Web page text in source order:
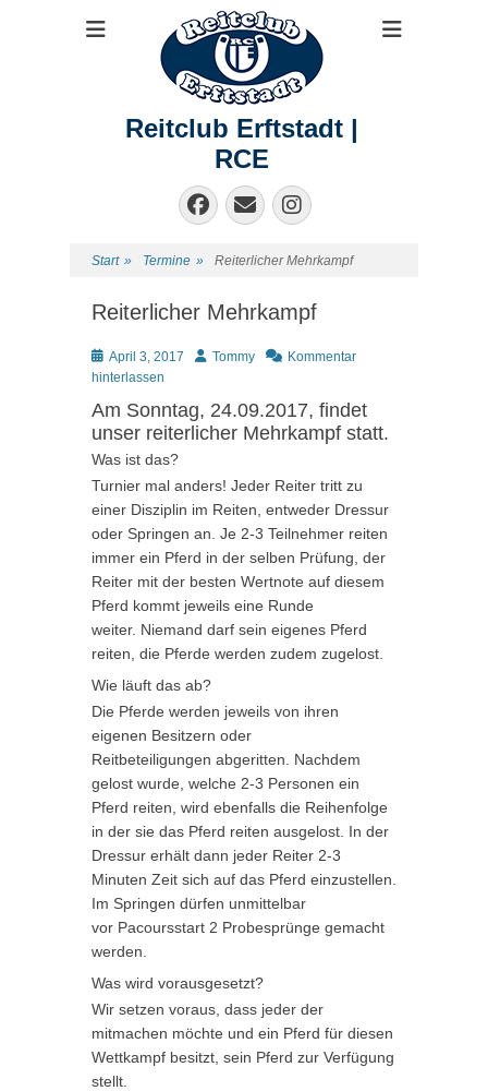
Reitclub Erftstadt |
RCE
Facebook
E-
Mail
Instagram
Start » Termine » Reiterlicher Mehrkampf
Reiterlicher Mehrkampf
Posted
on
April 3, 2017 AutorTommy
Kommentar
hinterlassen
Am Sonntag, 24.09.2017, findet
unser reiterlicher Mehrkampf statt.
Was ist das?
Turnier mal anders! Jeder Reiter tritt zu
einer Disziplin im Reiten, entweder Dressur
oder Springen an. Je 2-3 Teilnehmer reiten
immer ein Pferd in der selben Prüfung, der
Reiter mit der besten Wertnote auf diesem
Pferd kommt jeweils eine Runde
weiter. Niemand darf sein eigenes Pferd
reiten, die Pferde werden zudem zugelost.
Wie läuft das ab?
Die Pferde werden jeweils von ihren
eigenen Besitzern oder
Reitbeteiligungen abgeritten. Nachdem
gelost wurde, welche 2-3 Personen ein
Pferd reiten, wird ebenfalls die Reihenfolge
in der sie das Pferd reiten ausgelost. In der
Dressur erhält dann jeder Reiter 2-3
Minuten Zeit sich auf das Pferd einzustellen.
Im Springen dürfen unmittelbar
vor Pacoursstart 2 Probesprünge gemacht
werden.
Was wird vorausgesetzt?
Wir setzen voraus, dass jeder der
mitmachen möchte und ein Pferd für diesen
Wettkampf besitzt, sein Pferd zur Verfügung
stellt.